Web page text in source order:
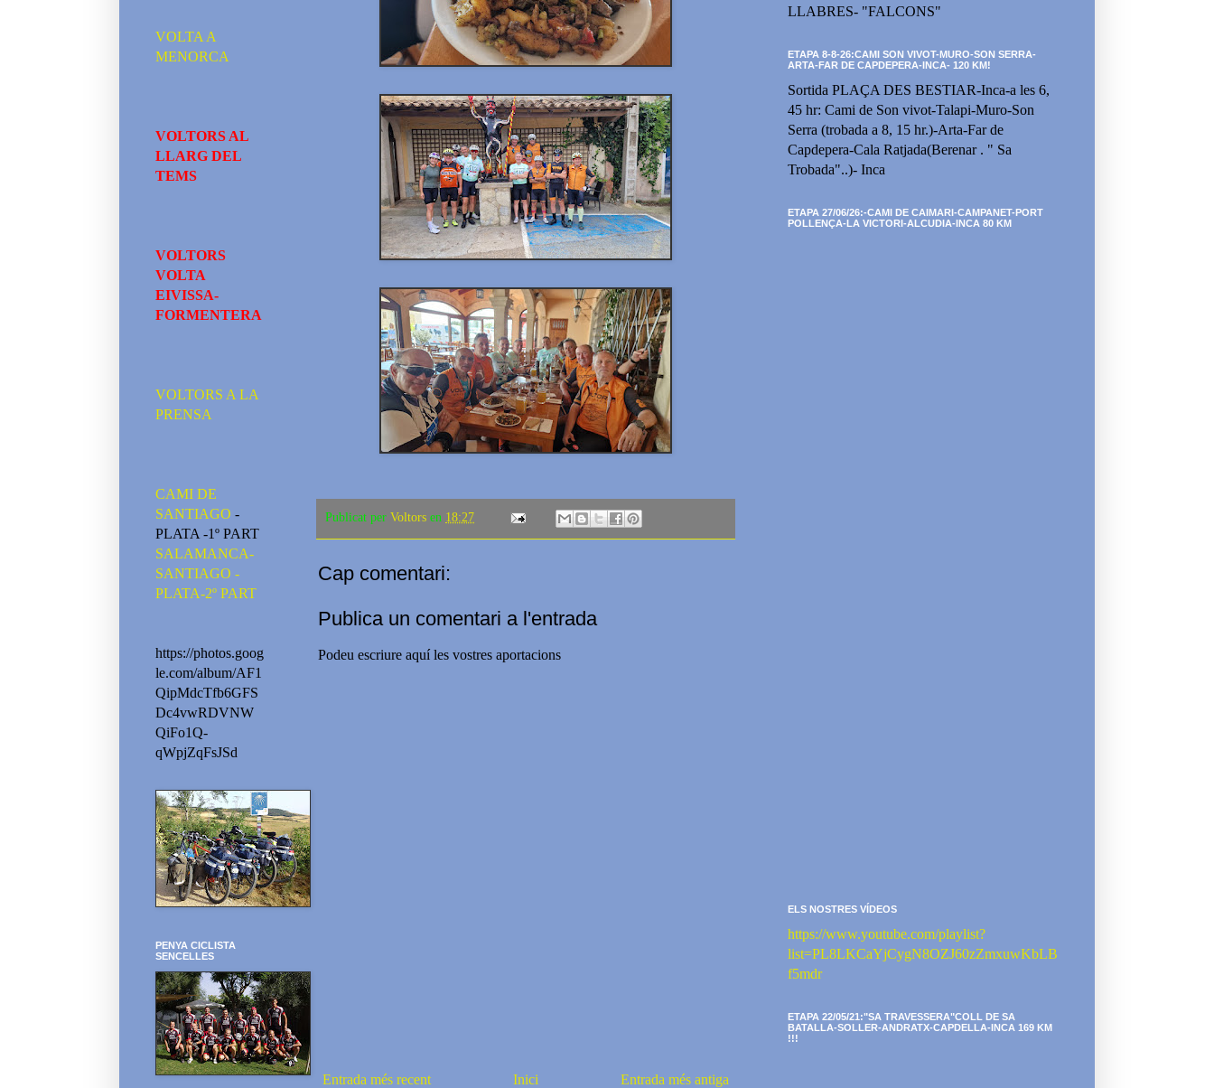
Publicat per Voltors en 18:27
Cap comentari:
Publica un comentari a l'entrada
Podeu escriure aquí les vostres aportacions
Entrada més recent Entrada més antiga
Inici
VOLTA A
MENORCA
VOLTORS AL
LLARG DEL
TEMS
VOLTORS
VOLTA
EIVISSA-
FORMENTERA
VOLTORS A LA
PRENSA
CAMI DE
SANTIAGO -
PLATA -1º PART
SALAMANCA-
SANTIAGO -
PLATA-2º PART
https://photos.goog
le.com/album/AF1
QipMdcTfb6GFS
Dc4vwRDVNW
QiFo1Q-
qWpjZqFsJSd
PENYA CICLISTA
SENCELLES
LLABRES- "FALCONS"
ETAPA 8-8-26:CAMI SON VIVOT-MURO-SON SERRA-
ARTA-FAR DE CAPDEPERA-INCA- 120 KM!
Sortida PLAÇA DES BESTIAR-Inca-a les 6,
45 hr: Cami de Son vivot-Talapi-Muro-Son
Serra (trobada a 8, 15 hr.)-Arta-Far de
Capdepera-Cala Ratjada(Berenar . " Sa
Trobada"..)- Inca
ETAPA 27/06/26:-CAMI DE CAIMARI-CAMPANET-PORT
POLLENÇA-LA VICTORI-ALCUDIA-INCA 80 KM
ELS NOSTRES VÍDEOS
https://www.youtube.com/playlist?
list=PL8LKCaYjCygN8OZJ60zZmxuwKbLB
f5mdr
ETAPA 22/05/21:"SA TRAVESSERA"COLL DE SA
BATALLA-SOLLER-ANDRATX-CAPDELLA-INCA 169 KM
!!!